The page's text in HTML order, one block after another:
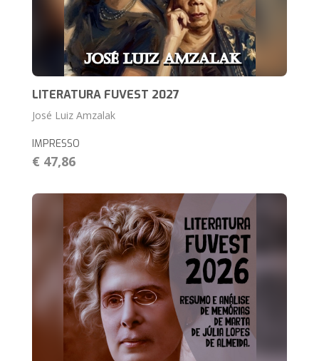
LITERATURA FUVEST 2027
José Luiz Amzalak
IMPRESSO
€ 47,86